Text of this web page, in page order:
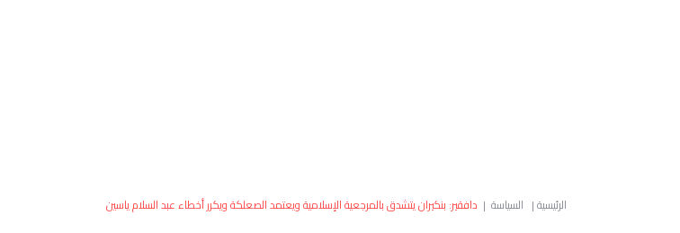
الرئيسية| السياسة | دافقير: بنكيران يتشدق بالمرجعية الإسلامية ويعتمد الصعلكة ويكرر أخطاء عبد السلام ياسين